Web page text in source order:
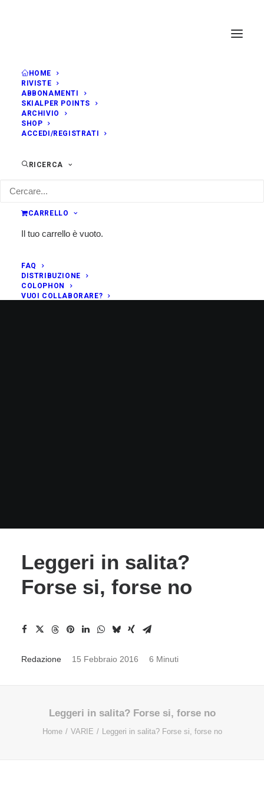
HOME
RIVISTE
ABBONAMENTI
SKIALPER POINTS
ARCHIVIO
SHOP
ACCEDI/REGISTRATI
RICERCA
CARRELLO
Il tuo carrello è vuoto.
FAQ
DISTRIBUZIONE
COLOPHON
VUOI COLLABORARE?
Leggeri in salita?
Forse si, forse no
Redazione 15 Febbraio 2016 6 Minuti
Leggeri in salita? Forse si, forse no
Home VARIE Leggeri in salita? Forse si, forse no